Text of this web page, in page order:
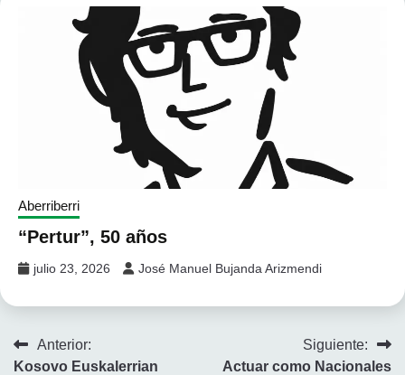
Aberriberri
“Pertur”, 50 años
julio 23, 2026 José Manuel Bujanda Arizmendi
Navegación
Anterior:
Kosovo Euskalerrian
Siguiente:
Actuar como Nacionales